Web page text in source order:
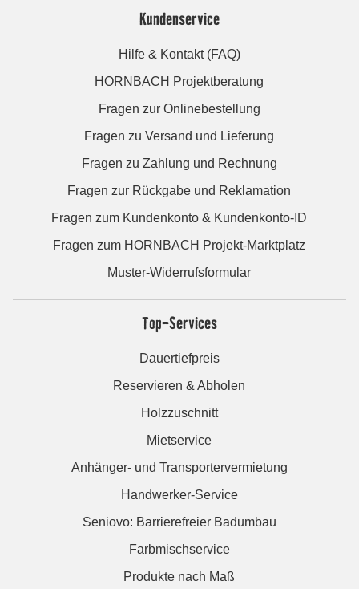
Kundenservice
Hilfe & Kontakt (FAQ)
HORNBACH Projektberatung
Fragen zur Onlinebestellung
Fragen zu Versand und Lieferung
Fragen zu Zahlung und Rechnung
Fragen zur Rückgabe und Reklamation
Fragen zum Kundenkonto & Kundenkonto-ID
Fragen zum HORNBACH Projekt-Marktplatz
Muster-Widerrufsformular
Top-Services
Dauertiefpreis
Reservieren & Abholen
Holzzuschnitt
Mietservice
Anhänger- und Transportervermietung
Handwerker-Service
Seniovo: Barrierefreier Badumbau
Farbmischservice
Produkte nach Maß